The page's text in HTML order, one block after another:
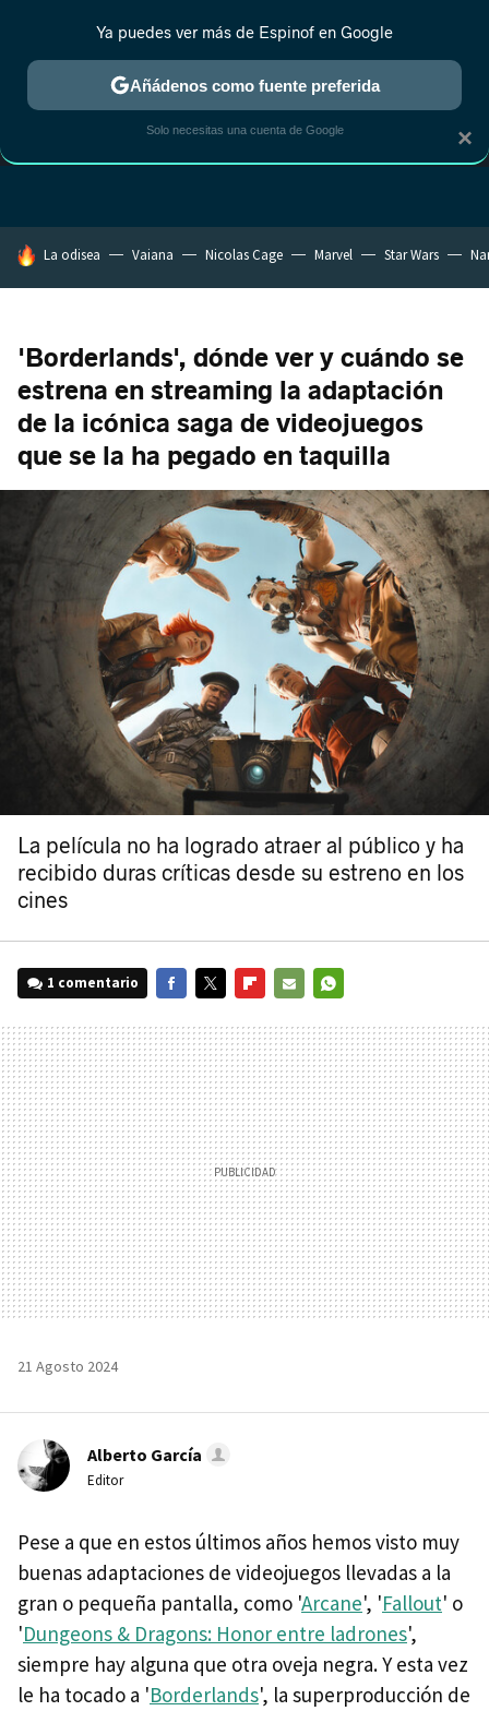
LEGO DE PELÍCULA OFERTAS EN IMAGEN Y
HOY SE HABLA DE
La odisea Vaiana Nicolas Cage Marvel Star Wars
'Borderlands', dónde ver y cuándo se
estrena en streaming la adaptación
de la icónica saga de videojuegos
que se la ha pegado en taquilla
La película no ha logrado atraer al público y ha
recibido duras críticas desde su estreno en los
cines
1 comentario
MAIL
21 Agosto 2024
Alberto García
Editor
Pese a que en estos últimos años hemos visto muy
buenas adaptaciones de videojuegos llevadas a la
gran o pequeña pantalla, como 'Arcane', 'Fallout' o
'Dungeons & Dragons: Honor entre ladrones',
siempre hay alguna que otra oveja negra. Y esta vez
le ha tocado a 'Borderlands', la superproducción de
×
Ya puedes ver más de Espinof en Google
Añádenos como fuente preferida
Solo necesitas una cuenta de Google